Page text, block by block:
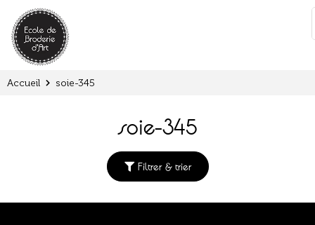
:
Accueil soie-345
soie-345
Filtrer & trier
Panneau de gestion des cookies